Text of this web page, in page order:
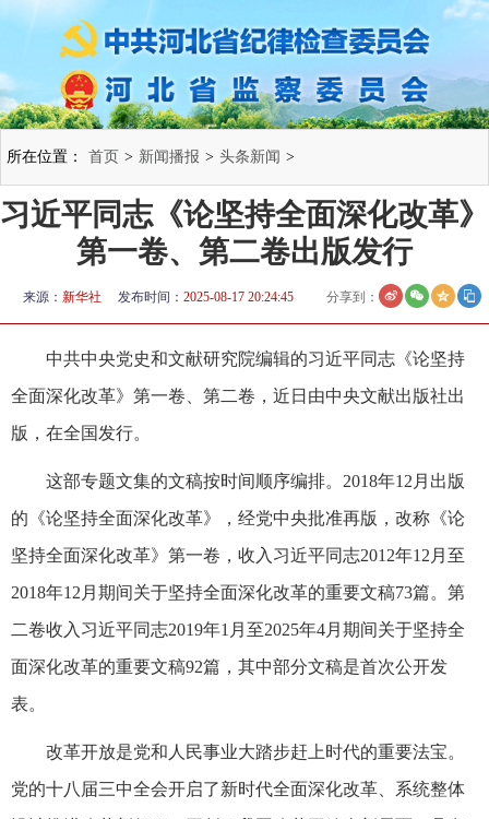
所在位置： 首页 > 新闻播报 > 头条新闻 >
习近平同志《论坚持全面深化改革》
第一卷、第二卷出版发行
来源： 新华社 发布时间： 2025-08-17 20:24:45 分享到：
中共中央党史和文献研究院编辑的习近平同志《论坚持
全面深化改革》第一卷、第二卷，近日由中央文献出版社出
版，在全国发行。
这部专题文集的文稿按时间顺序编排。2018年12月出版
的《论坚持全面深化改革》，经党中央批准再版，改称《论
坚持全面深化改革》第一卷，收入习近平同志2012年12月至
2018年12月期间关于坚持全面深化改革的重要文稿73篇。第
二卷收入习近平同志2019年1月至2025年4月期间关于坚持全
面深化改革的重要文稿92篇，其中部分文稿是首次公开发
表。
改革开放是党和人民事业大踏步赶上时代的重要法宝。
党的十八届三中全会开启了新时代全面深化改革、系统整体